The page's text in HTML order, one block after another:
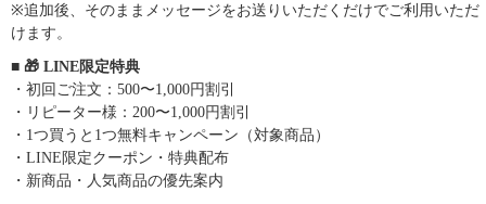
※追加後、そのままメッセージをお送りいただくだけでご利用いただ
けます。
■ 🎁 LINE限定特典
・初回ご注文：500〜1,000円割引
・リピーター様：200〜1,000円割引
・1つ買うと1つ無料キャンペーン（対象商品）
・LINE限定クーポン・特典配布
・新商品・人気商品の優先案内